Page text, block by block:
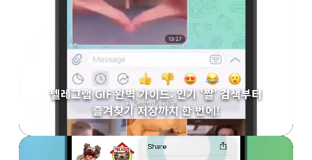
텔레그램 GIF 완벽 가이드: 인기 '짤' 검색부터
즐겨찾기 저장까지 한 번에!